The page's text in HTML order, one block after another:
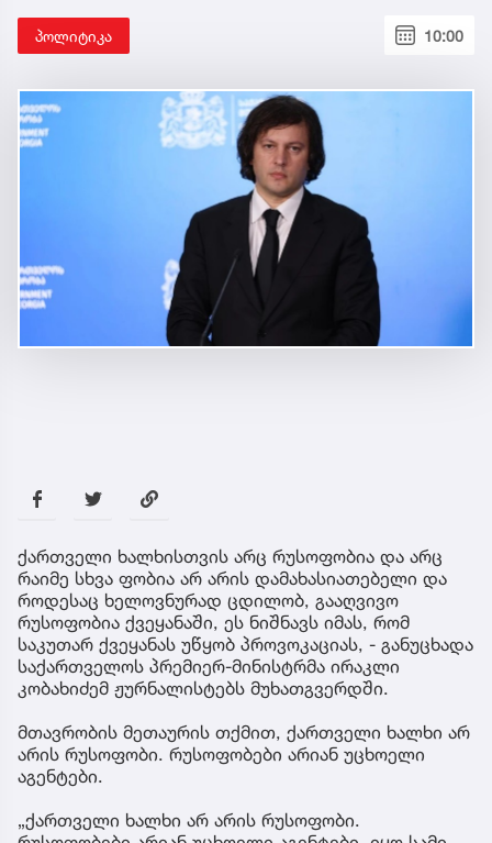
პოლიტიკა 10:00
ქართველი ხალხისთვის არც რუსოფობია და არც
რაიმე სხვა ფობია არ არის დამახასიათებელი და
როდესაც ხელოვნურად ცდილობ, გააღვივო
რუსოფობია ქვეყანაში, ეს ნიშნავს იმას, რომ
საკუთარ ქვეყანას უწყობ პროვოკაციას, - განუცხადა
საქართველოს პრემიერ-მინისტრმა ირაკლი
კობახიძემ ჟურნალისტებს მუხათგვერდში.
მთავრობის მეთაურის თქმით, ქართველი ხალხი არ
არის რუსოფობი. რუსოფობები არიან უცხოელი
აგენტები.
„ქართველი ხალხი არ არის რუსოფობი.